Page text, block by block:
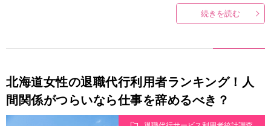
続きを読む
北海道女性の退職代行利用者ランキング！人
間関係がつらいなら仕事を辞めるべき？